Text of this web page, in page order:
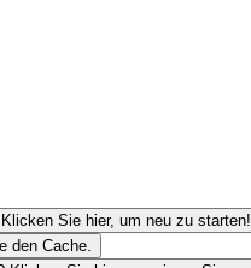
Sie hier, um neu zu starten!
den Cache.